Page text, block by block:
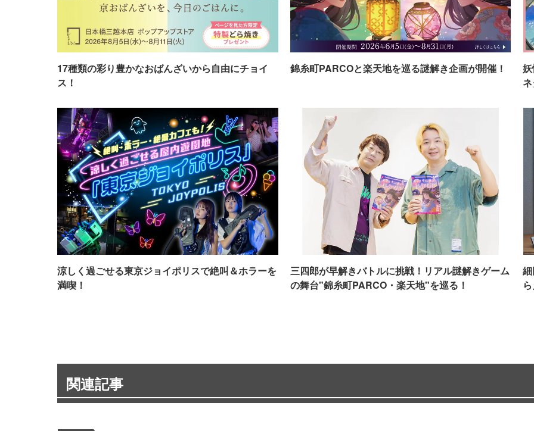
17種類の彩り豊かなおばんざいから自由にチョイ
ス！
錦糸町PARCOと楽天地を巡る謎解き企画が開催！
涼しく過ごせる東京ジョイポリスで絶叫＆ホラーを
満喫！
三四郎が早解きバトルに挑戦！リアル謎解きゲーム
の舞台"錦糸町PARCO・楽天地"を巡る！
関連記事